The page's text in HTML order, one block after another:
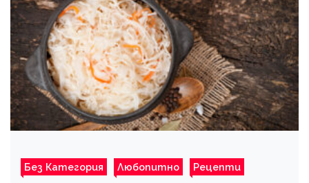
Без Категория Любопитно Рецепти